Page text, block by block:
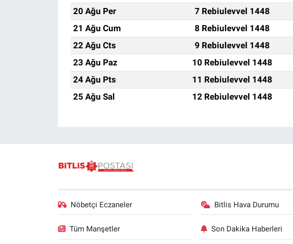
20 Ağu Per
7 Rebiulevvel 1448
21 Ağu Cum
8 Rebiulevvel 1448
22 Ağu Cts
9 Rebiulevvel 1448
23 Ağu Paz
10 Rebiulevvel 1448
24 Ağu Pts
11 Rebiulevvel 1448
25 Ağu Sal
12 Rebiulevvel 1448
Nöbetçi Eczaneler Bitlis Hava Durumu
Tüm Manşetler Son Dakika Haberleri